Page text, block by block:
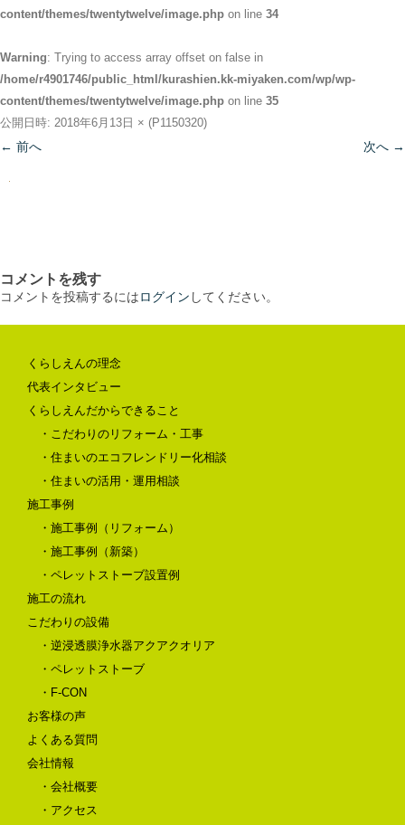
content/themes/twentytwelve/image.php on line 34
Warning: Trying to access array offset on false in
/home/r4901746/public_html/kurashien.kk-miyaken.com/wp/wp-
content/themes/twentytwelve/image.php on line 35
公開日時: 2018年6月13日 × (P1150320)
← 前へ 次へ →
コメントを残す
コメントを投稿するにはログイン してください。
くらしえんの理念
代表インタビュー
くらしえんだからできること
・こだわりのリフォーム・工事
・住まいのエコフレンドリー化相談
・住まいの活用・運用相談
施工事例
・施工事例（リフォーム）
・施工事例（新築）
・ペレットストーブ設置例
施工の流れ
こだわりの設備
・逆浸透膜浄水器アクアクオリア
・ペレットストーブ
・F-CON
お客様の声
よくある質問
会社情報
・会社概要
・アクセス